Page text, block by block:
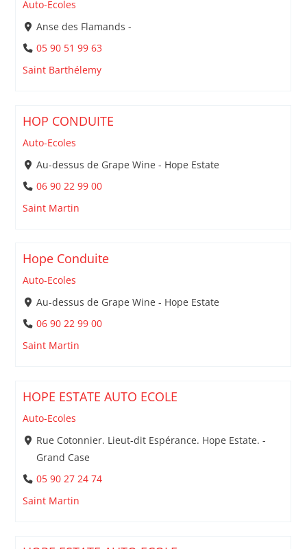
Auto-Ecoles
Anse des Flamands -
05 90 51 99 63
Saint Barthélemy
HOP CONDUITE
Auto-Ecoles
Au-dessus de Grape Wine - Hope Estate
06 90 22 99 00
Saint Martin
Hope Conduite
Auto-Ecoles
Au-dessus de Grape Wine - Hope Estate
06 90 22 99 00
Saint Martin
HOPE ESTATE AUTO ECOLE
Auto-Ecoles
Rue Cotonnier. Lieut-dit Espérance. Hope Estate. -
Grand Case
05 90 27 24 74
Saint Martin